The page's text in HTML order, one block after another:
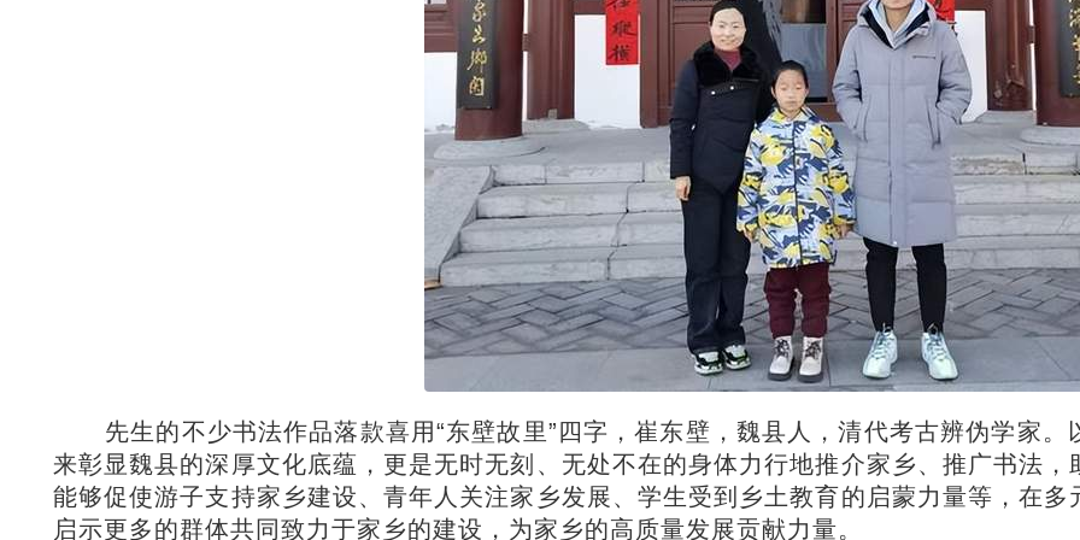
先生的不少书法作品落款喜用“东壁故里”四字，崔东壁，魏县人，清代考古辨伪学家
来彰显魏县的深厚文化底蕴，更是无时无刻、无处不在的身体力行地推介家乡、推广书法
能够促使游子支持家乡建设、青年人关注家乡发展、学生受到乡土教育的启蒙力量等，在
启示更多的群体共同致力于家乡的建设，为家乡的高质量发展贡献力量。